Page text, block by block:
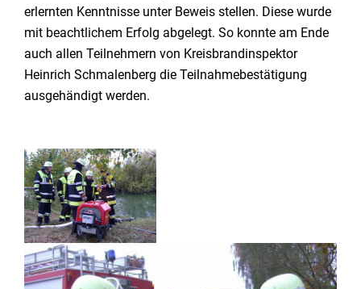
erlernten Kenntnisse unter Beweis stellen. Diese wurde
mit beachtlichem Erfolg abgelegt. So konnte am Ende
auch allen Teilnehmern von Kreisbrandinspektor
Heinrich Schmalenberg die Teilnahmebestätigung
ausgehändigt werden.